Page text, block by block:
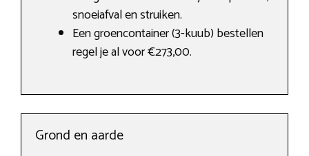
snoeiafval en struiken.
Een groencontainer (3-kuub) bestellen
regel je al voor €273,00.
Grond en aarde